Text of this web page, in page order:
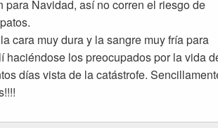
para Navidad, así no corren el riesgo de
cara muy dura y la sangre muy fría para
haciéndose los preocupados por la vida
días vista de la catástrofe.